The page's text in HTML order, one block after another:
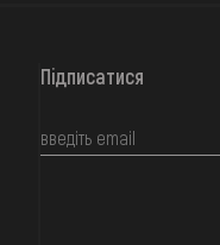
Підписатися